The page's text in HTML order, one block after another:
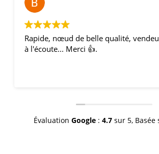
Rapide, nœud de belle qualité,
à l'écoute... Merci 👍.
Évaluation Google : 4.7 sur 5, Basée